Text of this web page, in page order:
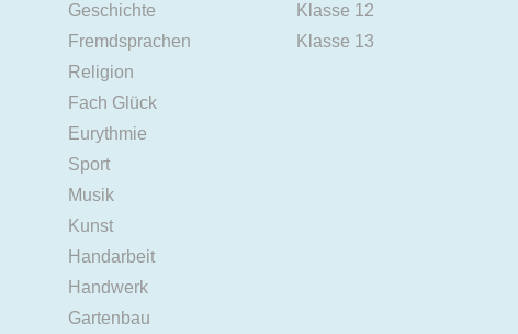
Geschichte
Fremdsprachen
Religion
Fach Glück
Eurythmie
Sport
Musik
Kunst
Handarbeit
Handwerk
Gartenbau
Klasse 12
Klasse 13